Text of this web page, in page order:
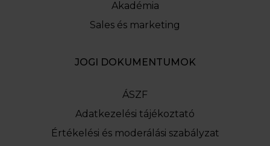
Akadémia
Sales és marketing
JOGI DOKUMENTUMOK
ÁSZF
Adatkezelési tájékoztató
Értékelési és moderálási szabályzat